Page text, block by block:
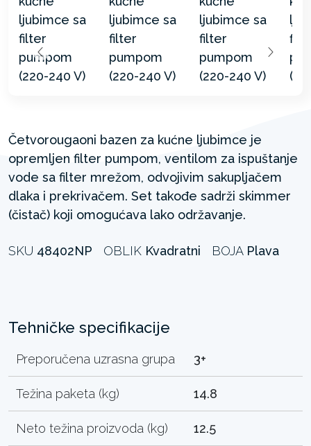
Četvorougaoni bazen za kućne ljubimce je
opremljen filter pumpom, ventilom za ispuštanje
vode sa filter mrežom, odvojivim sakupljačem
dlaka i prekrivačem. Set takođe sadrži skimmer
(čistač) koji omogućava lako održavanje.
SKU 48402NP OBLIK Kvadratni BOJA Plava
Tehničke specifikacije
Preporučena uzrasna grupa 3+
Težina paketa (kg) 14.8
Neto težina proizvoda (kg) 12.5